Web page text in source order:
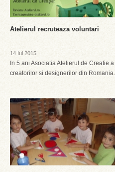
Atelierul recruteaza voluntari
14 Iul 2015
In 5 ani Asociatia Atelierul de Creatie
creatorilor si designerilor din Romania.